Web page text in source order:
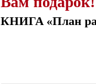
КНИГА «План